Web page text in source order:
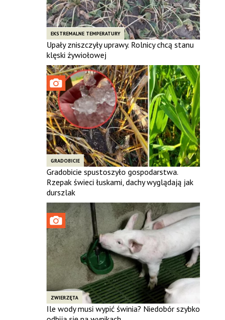
EKSTREMALNE TEMPERATURY
Upały zniszczyły uprawy. Rolnicy chcą stanu
klęski żywiołowej
GRADOBICIE
Gradobicie spustoszyło gospodarstwa.
Rzepak świeci łuskami, dachy wyglądają jak
durszlak
ZWIERZĘTA
Ile wody musi wypić świnia? Niedobór szybko